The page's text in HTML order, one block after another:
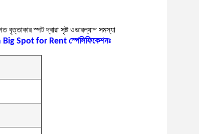
বৃত্তাকার স্পট দ্বারা সৃষ্ট ওভারল্যাপ সমস্যা
Spot for Rent স্পেসিফিকেশনঃ